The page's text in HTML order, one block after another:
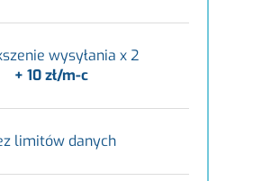
wysyłania x 2
+ 10 zł/m-c
limitów danych